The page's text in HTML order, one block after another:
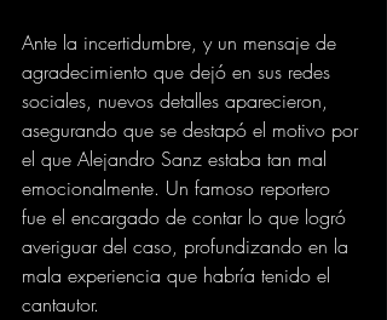
Ante la incertidumbre, y un mensaje de
agradecimiento que dejó en sus redes
sociales, nuevos detalles aparecieron,
asegurando que se destapó el motivo por
el que Alejandro Sanz estaba tan mal
emocionalmente. Un famoso reportero
fue el encargado de contar lo que logró
averiguar del caso, profundizando en la
mala experiencia que habría tenido el
cantautor.